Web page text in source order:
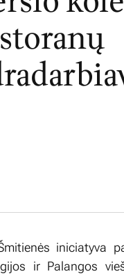
iniciatyva
ir Palangos